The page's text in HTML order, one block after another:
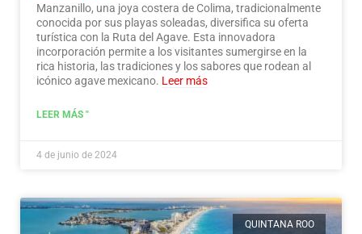
Manzanillo, una joya costera de Colima, tradicionalmente
conocida por sus playas soleadas, diversifica su oferta
turística con la Ruta del Agave. Esta innovadora
incorporación permite a los visitantes sumergirse en la
rica historia, las tradiciones y los sabores que rodean al
icónico agave mexicano. Leer más
LEER MÁS "
4 de junio de 2024
QUINTANA ROO